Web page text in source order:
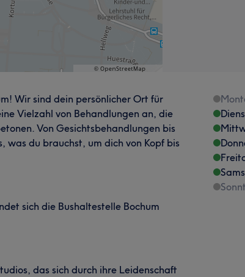
Wir sind dein persönlicher Ort für
Vielzahl von Behandlungen an, die
Von Gesichtsbehandlungen bis
was du brauchst, um dich von Kopf bis
sich die Bushaltestelle Bochum
das sich durch ihre Leidenschaft